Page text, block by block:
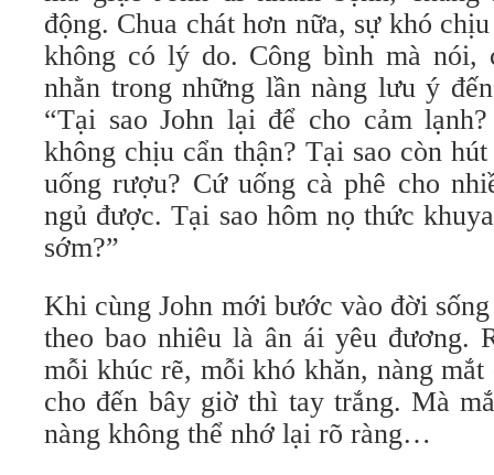
động. Chua chát hơn nữa, sự khó
không có lý do. Công bình mà nói,
nhằn trong những lần nàng lưu ý
“Tại sao John lại để cho cảm
không chịu cẩn thận? Tại sao còn
uống rượu? Cứ uống cà phê cho
ngủ được. Tại sao hôm nọ thức
sớm?”
Khi cùng John mới bước vào đời
theo bao nhiêu là ân ái yêu đương.
mỗi khúc rẽ, mỗi khó khăn, nàng
cho đến bây giờ thì tay trắng. Mà
nàng không thể nhớ lại rõ ràng…